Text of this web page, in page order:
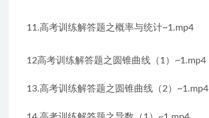
11.高考训练解答题之概率与统计~1.mp4
12高考训练解答题之圆锥曲线（1）~1.mp4
13.高考训练解答题之圆锥曲线（2）~1.mp4